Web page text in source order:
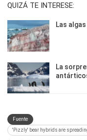
QUIZÁ TE INTERESE:
Las
La
Fuente
'Pizzly' bear hybrids are